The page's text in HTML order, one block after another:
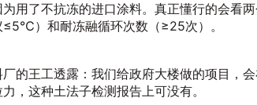
用了不抗冻的进口涂料。真正懂行的会看
≤5℃）和耐冻融循环次数（≥25次）。
的王工透露：我们给政府大楼做的项目，
，这种土法子检测报告上可没有。